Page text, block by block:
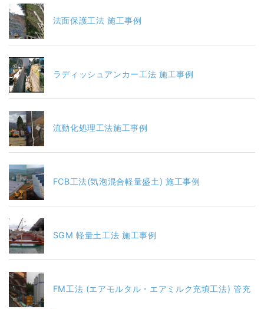
法面保護工法 施工事例
ラディッシュアンカー工法 施工事例
流動化処理工法施工事例
FCB工法(気泡混合軽量盛土) 施工事例
SGM 軽量土工法 施工事例
FM工法 (エアモルタル・エアミルク充填工法) 管充